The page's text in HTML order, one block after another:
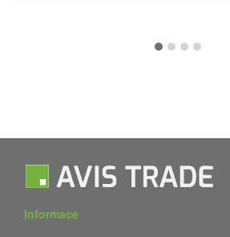
Informace